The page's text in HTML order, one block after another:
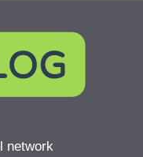
network